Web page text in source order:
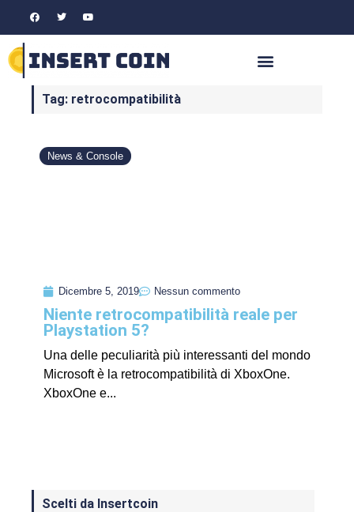
Tag: retrocompatibilità
News & Console
Dicembre 5, 2019 Nessun commento
Niente retrocompatibilità reale per
Playstation 5?
Una delle peculiarità più interessanti del mondo
Microsoft è la retrocompatibilità di XboxOne.
XboxOne e...
Scelti da Insertcoin